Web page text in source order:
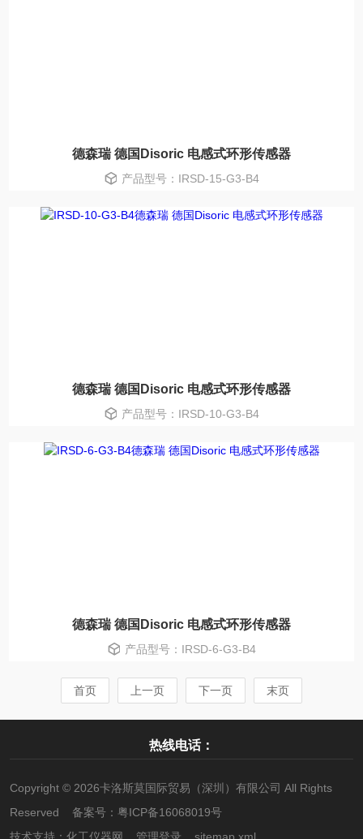
德森瑞 德国Disoric 电感式环形传感器
产品型号：IRSD-15-G3-B4
德森瑞 德国Disoric 电感式环形传感器
产品型号：IRSD-10-G3-B4
德森瑞 德国Disoric 电感式环形传感器
产品型号：IRSD-6-G3-B4
首页 上一页 下一页 末页
热线电话：
Copyright © 2026卡洛斯莫国际贸易（深圳）有限公司 All Rights
Reserved 备案号： 粤ICP备16068019号